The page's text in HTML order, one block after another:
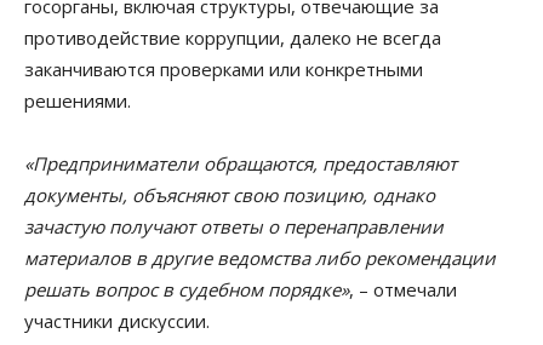
госорганы, включая структуры, отвечающие за
противодействие коррупции, далеко не всегда
заканчиваются проверками или конкретными
решениями.
«Предприниматели обращаются, предоставляют
документы, объясняют свою позицию, однако
зачастую получают ответы о перенаправлении
материалов в другие ведомства либо рекомендации
решать вопрос в судебном порядке», – отмечали
участники дискуссии.